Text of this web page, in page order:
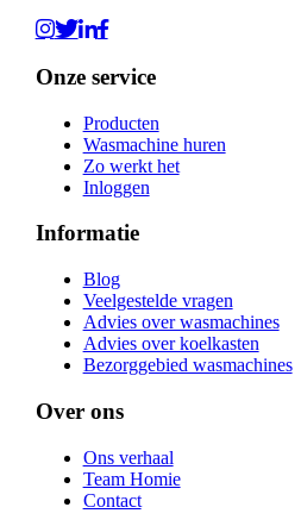
Onze service
Producten
Wasmachine huren
Zo werkt het
Inloggen
Informatie
Blog
Veelgestelde vragen
Advies over wasmachines
Advies over koelkasten
Bezorggebied wasmachines
Over ons
Ons verhaal
Team Homie
Contact